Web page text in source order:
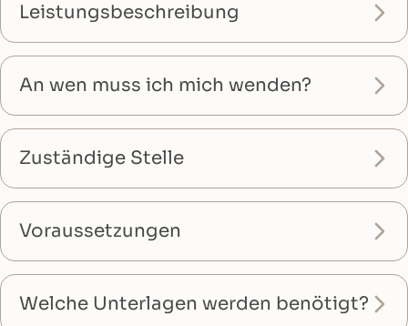
Leistungsbeschreibung
An wen muss ich mich wenden?
Zuständige Stelle
Voraussetzungen
Welche Unterlagen werden benötigt?